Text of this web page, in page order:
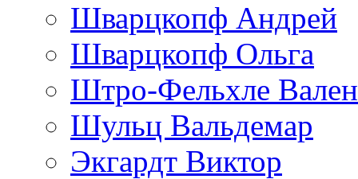
Шварцкопф Андрей
Шварцкопф Ольга
Штро-Фельхле
Шульц Вальдемар
Экгардт Виктор